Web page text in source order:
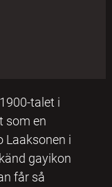
talet i
som en
Laaksonen i
gayikon
får så